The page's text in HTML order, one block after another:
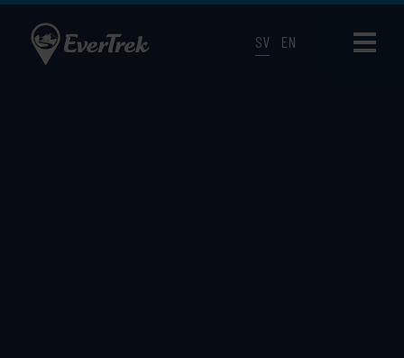
SV EN